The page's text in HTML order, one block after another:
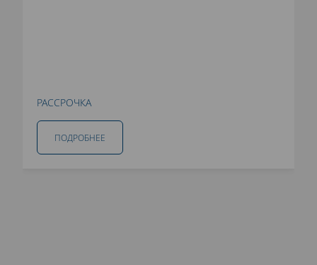
РАССРОЧКА
ПОДРОБНЕЕ